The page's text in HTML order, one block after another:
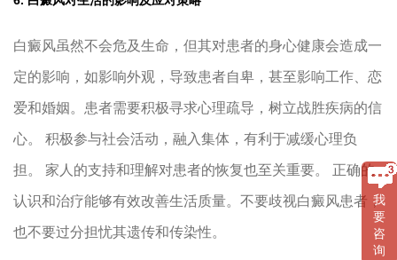
白癜风虽然不会危及生命，但其对患者的身心健康会造成一
定的影响，如影响外观，导致患者自卑，甚至影响工作、恋
爱和婚姻。患者需要积极寻求心理疏导，树立战胜疾病的信
心。 积极参与社会活动，融入集体，有利于减缓心理负
担。 家人的支持和理解对患者的恢复也至关重要。 正确的
认识和治疗能够有效改善生活质量。不要歧视白癜风患者，
也不要过分担忧其遗传和传染性。
我
要
咨
询